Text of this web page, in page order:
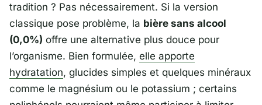
tradition ? Pas nécessairement. Si la version
classique pose problème, la bière sans alcool
(0,0%) offre une alternative plus douce pour
l’organisme. Bien formulée, elle apporte
hydratation, glucides simples et quelques minéraux
comme le magnésium ou le potassium ; certains